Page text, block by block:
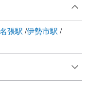
名張駅 伊勢市駅